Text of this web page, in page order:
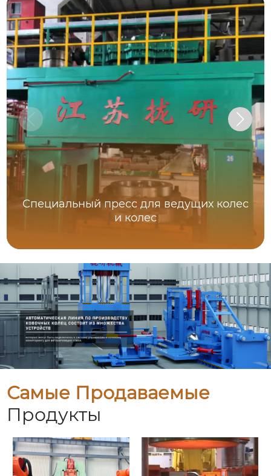
Специальный пресс для ведущих колес
и колес
Самые Продаваемые
Продукты